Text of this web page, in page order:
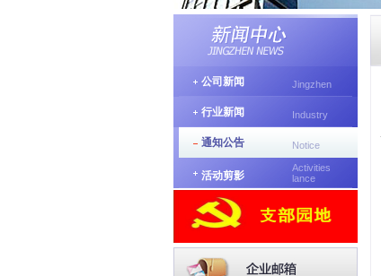
公司新闻 Jingzhen
行业新闻 Industry
通知公告 Notice
活动剪影
Activities
lance